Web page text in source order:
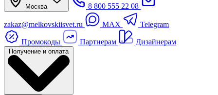
Москва 8 800 555 22 08
zakaz@melkovskiisvet.ru MAX Telegram
Промокоды Партнерам Дизайнерам
Получение и оплата